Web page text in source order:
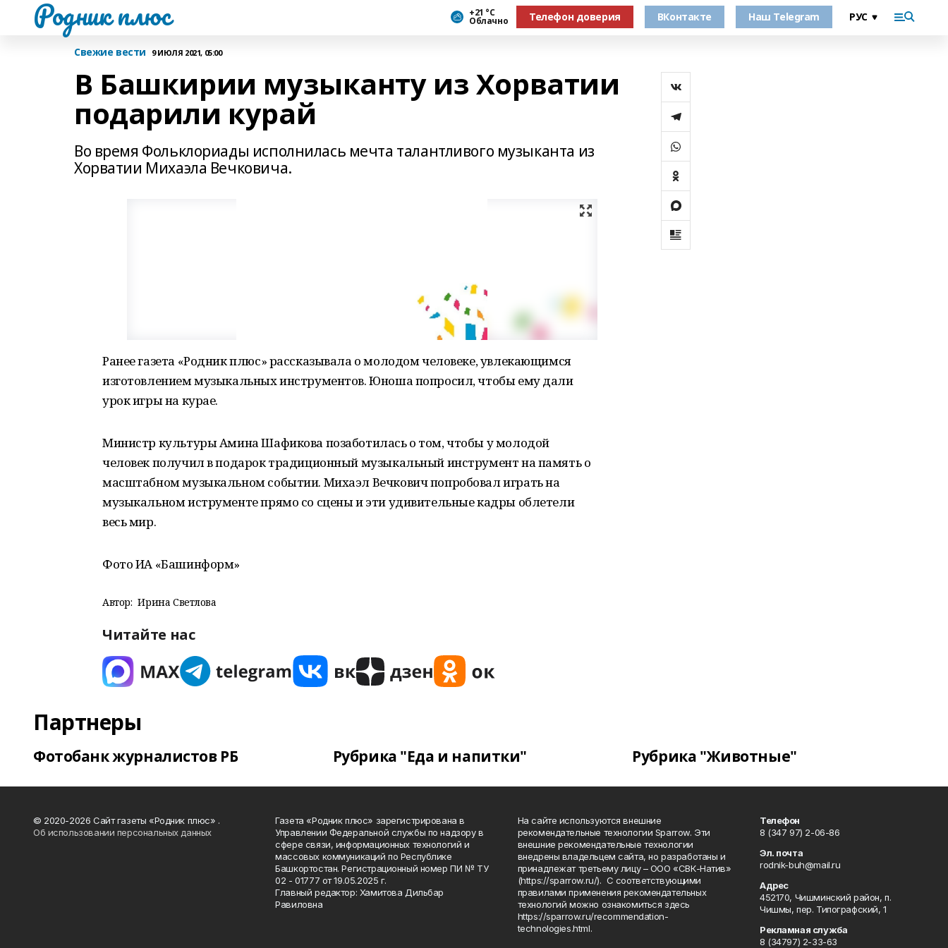
Родник плюс +21 °С
Облачно Телефон доверия ВКонтакте Наш Telegram
Свежие вести 9 ИЮЛЯ 2021, 05:00
В Башкирии музыканту из Хорватии
подарили курай
Во время Фольклориады исполнилась мечта талантливого музыканта из
Хорватии Михаэла Вечковича.
Ранее газета «Родник плюс» рассказывала о молодом человеке, увлекающимся
изготовлением музыкальных инструментов. Юноша попросил, чтобы ему дали
урок игры на курае.
Министр культуры Амина Шафикова позаботилась о том, чтобы у молодой
человек получил в подарок традиционный музыкальный инструмент на память о
масштабном музыкальном событии. Михаэл Вечкович попробовал играть на
музыкальном иструменте прямо со сцены и эти удивительные кадры облетели
весь мир.
Фото ИА «Башинформ»
Автор: Ирина Светлова
Читайте нас
Партнеры
Фотобанк журналистов РБ Рубрика "Еда и напитки" Рубрика "Животные"
© 2020-2026 Сайт газеты «Родник плюс» .
Об использовании персональных данных
Газета «Родник плюс» зарегистрирована в
Управлении Федеральной службы по надзору в
сфере связи, информационных технологий и
массовых коммуникаций по Республике
Башкортостан. Регистрационный номер ПИ № ТУ
02 - 01777 от 19.05.2025 г.
Главный редактор: Хамитова Дильбар
Равиловна
На сайте используются внешние
рекомендательные технологии Sparrow. Эти
внешние рекомендательные технологии
внедрены владельцем сайта, но разработаны и
принадлежат третьему лицу – ООО «СВК-Натив»
(https://sparrow.ru/). С соответствующими
правилами применения рекомендательных
технологий можно ознакомиться здесь
https://sparrow.ru/recommendation-
technologies.html.
Телефон
8 (347 97) 2-06-86
Эл. почта
rodnik-buh@mail.ru
Адрес
452170, Чишминский район, п.
Чишмы, пер. Типографский, 1
Рекламная служба
8 (34797) 2-33-63